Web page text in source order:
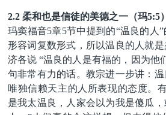
2.2 柔和也是信徒的美德之一（玛5:5）
玛窦福音5章5节中提到的“温良的人”
形容词复数形式， 所以温良的人就
济各说 “温良 的人是有福的，因为他
句非常有力的话。 教宗进一步讲：温
唯独信赖天主的人所表现的态度。
是我太温良 ，人家会以为我是傻瓜